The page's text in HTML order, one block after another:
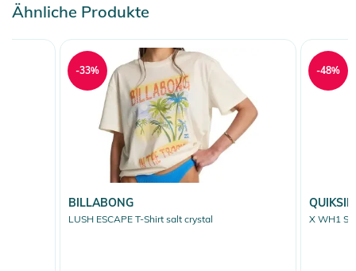
Ähnliche Produkte
BILLABONG
LUSH ESCAPE T-Shirt salt crystal
-33%
X WH1
-48%